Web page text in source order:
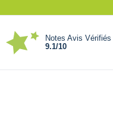
Notes Avis Vérifiés
9.1/10